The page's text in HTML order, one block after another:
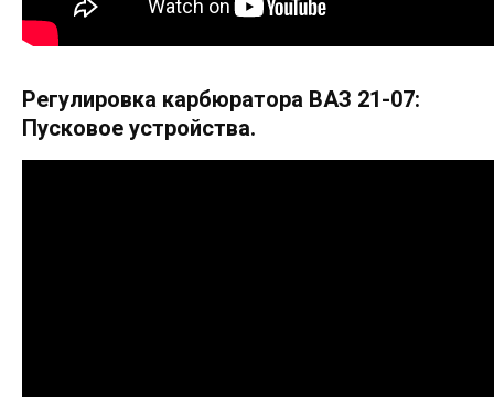
Регулировка карбюратора ВАЗ 21-07:
Пусковое устройства.